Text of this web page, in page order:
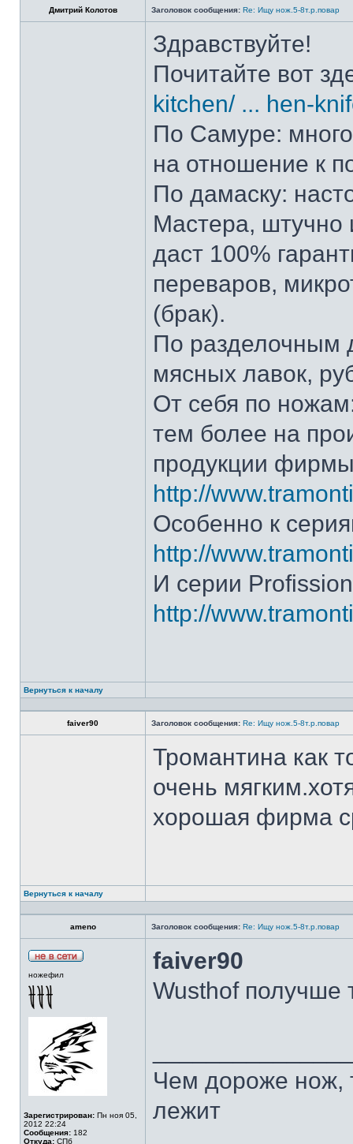
Дмитрий Колотов Заголовок сообщения: Re: Ищу нож.5-8т.р.повар
Здравствуйте!
Почитайте вот
kitchen/ ... hen-
По Самуре: много
на отношение к
По дамаску:
Мастера, штучно
даст 100%
переваров,
(брак).
По разделочным
мясных лавок,
От себя по
тем более на
продукции
http://
Особенно к
http://
И серии
http://
Вернуться к началу
faiver90 Заголовок сообщения: Re: Ищу нож.5-8т.р.повар
Тромантина как
очень
хорошая фирма
Вернуться к началу
ameno Заголовок сообщения: Re: Ищу нож.5-8т.р.повар
ножефил
Зарегистрирован: Пн ноя 05,
2012 22:24
Сообщения: 182
Откуда: СПб
faiver90
Wusthof получше
Чем дороже нож,
лежит